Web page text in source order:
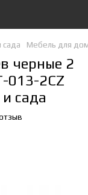
Мебель для
черные 2
013-2CZ
сада